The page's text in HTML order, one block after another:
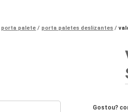
porta palete porta paletes deslizantes
Gostou?